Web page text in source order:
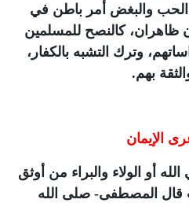
الحب والبغض أمر باطن في
ظاهران، كالنصح للمسلمين
وترك التشبه بالكفار،
بهم.
الإيمان
أو الولاء والبراء من أوثق
قال المصطفى- صلى الله